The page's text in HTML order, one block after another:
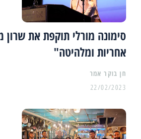
סימונה מורלי תוקפת את
אחריות ומלהיטה"
22/02/2023